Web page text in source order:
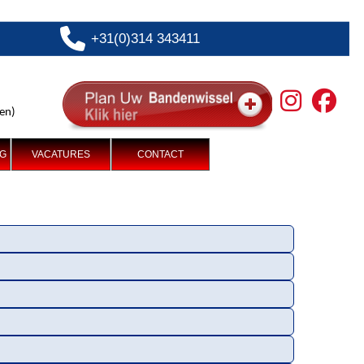
+31(0)314 343411
VACATURES CONTACT